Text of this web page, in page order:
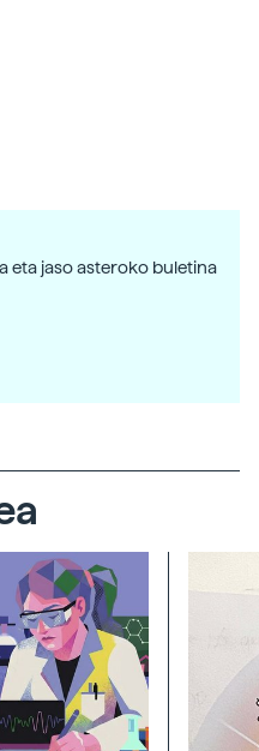
eta jaso asteroko buletina